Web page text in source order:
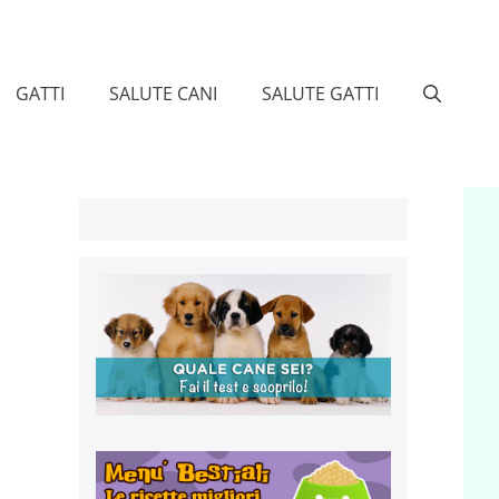
GATTI SALUTE CANI SALUTE GATTI